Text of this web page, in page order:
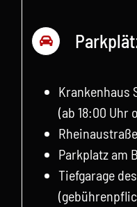
Krankenhaus
(ab 18:00 Uhr
Parkplatz am
Tiefgarage